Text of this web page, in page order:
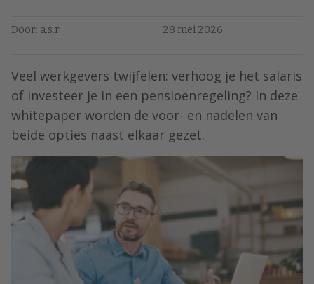
Door: a.s.r. 28 mei 2026
Veel werkgevers twijfelen: verhoog je het salaris
of investeer je in een pensioenregeling? In deze
whitepaper worden de voor- en nadelen van
beide opties naast elkaar gezet.